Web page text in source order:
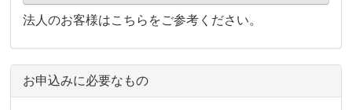
法人のお客様はこちらをご参考ください。
お申込みに必要なもの